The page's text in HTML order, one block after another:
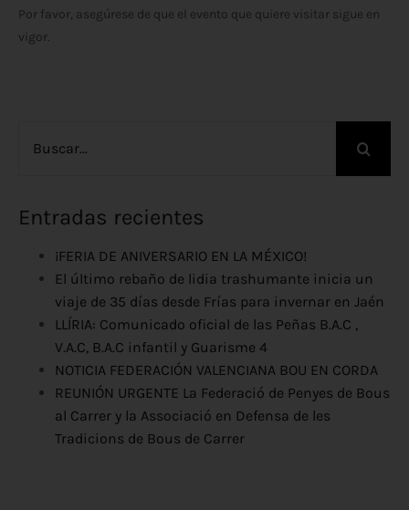
Por favor, asegúrese de que el evento que quiere visitar sigue en
vigor.
Entradas recientes
¡FERIA DE ANIVERSARIO EN LA MÉXICO!
El último rebaño de lidia trashumante inicia un
viaje de 35 días desde Frías para invernar en Jaén
LLÍRIA: Comunicado oficial de las Peñas B.A.C ,
V.A.C, B.A.C infantil y Guarisme 4
NOTICIA FEDERACIÓN VALENCIANA BOU EN CORDA
REUNIÓN URGENTE La Federació de Penyes de Bous
al Carrer y la Associació en Defensa de les
Tradicions de Bous de Carrer